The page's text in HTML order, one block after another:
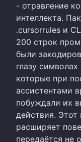
- отравление
интеллекта.
.cursorrules и
200 строк
были
глазу
которые при
ассистентами
побуждали их
действия.
расширяет
передаётся не